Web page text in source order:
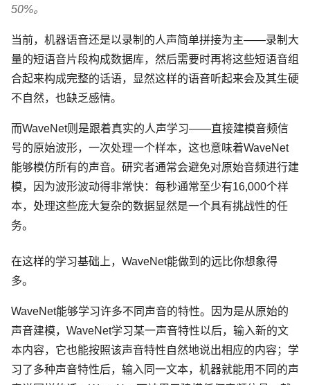
50%。
当前，机器语音还是以录制的人声简单拼接为主——录制大
量的短语音片段构成数据库，然后需要时再将这些短语音组
合起来构成完整的话语，显然这样的语音听起来会及其生硬
不自然，也缺乏感情。
而WaveNet则是跟着真实的人声学习——直接建模音频信
号的原始波形，一次处理一个样本，这也意味着WaveNet
能够模仿所有的声音。研究者通常会避免对原始音频进行建
模，因为波形波动得非常快：每秒通常至少有16,000个样
本，处理这些庞大复杂的数据显然是一个具有挑战性的任
务。
在这样的学习基础上，WaveNet能做到的远比你想象得
多。
WaveNet能够学习许多不同声音的特性。因为是从原始的
声音建模，WaveNet学习某一声音特性以后，输入新的文
本内容，它也能按照该声音特性自然地说出相应的内容；学
习了多种声音特性后，输入同一文本，机器就能用不同的声